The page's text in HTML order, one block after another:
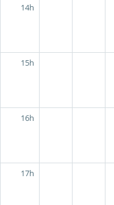
14h
15h
16h
17h